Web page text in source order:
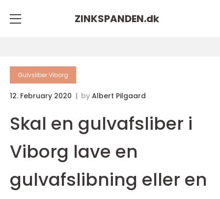
ZINKSPANDEN.dk
Gulvsliber Viborg
12. February 2020 by Albert Pilgaard
Skal en gulvafsliber i
Viborg lave en
gulvafslibning eller en